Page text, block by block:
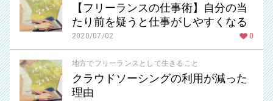
【フリーランスの仕事術】自分の当
たり前を疑うと仕事がしやすくなる
2020/07/02 0
地方でフリーランスとして生きること
クラウドソーシングの利用が減った
理由